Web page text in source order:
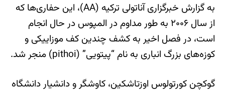
به گزارش خبرگزاری آناتولی ترکیه (AA)، این حفاری‌ها که
از سال ۲۰۰۶ به طور مداوم در المپوس در حال انجام
است، در فصل اخیر به کشف چندین کف موزاییکی و
کوزه‌های بزرگ انباری به نام “پیتویی” (pithoi) منجر شد.
گوکچن کورتولوس اوزتاشکین، کاوشگر و دانشیار دانشگاه